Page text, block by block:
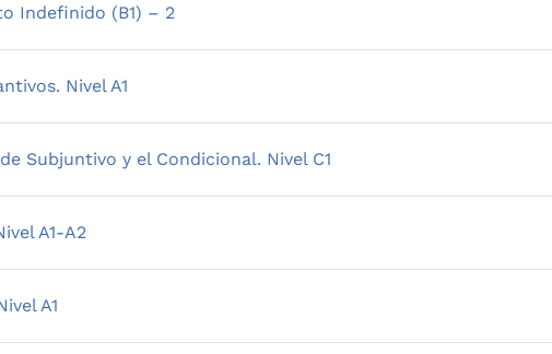
Indefinido (B1) – 2
Nivel A1
Subjuntivo y el Condicional. Nivel C1
A1-A2
A1